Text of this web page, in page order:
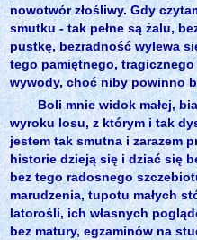
nowotwór złośliwy. Gdy
smutku - tak pełne są żalu,
pustkę, bezradność wylewa
tego pamiętnego,
wywody, choć niby powinno
Boli mnie widok małej,
wyroku losu, z którym i tak
jestem tak smutna i zarazem
historie dzieją się i dziać się
bez tego radosnego
marudzenia, tupotu małych
latorośli, ich własnych
bez matury, egzaminów na